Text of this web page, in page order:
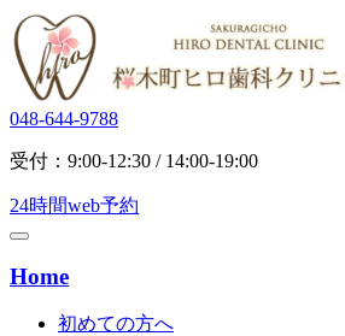
048-644-9788
受付：9:00-12:30 / 14:00-19:00
24時間web予約
Home
初めての方へ